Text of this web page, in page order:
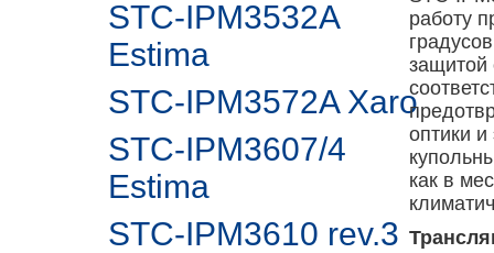
STC-IPM3532A
Estima
STC-IPM3572A Xaro
STC-IPM3607/4
Estima
STC-IPM3610 rev.3
работу
защитой
оптики
как в